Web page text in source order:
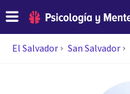
El Salvador San Salvador